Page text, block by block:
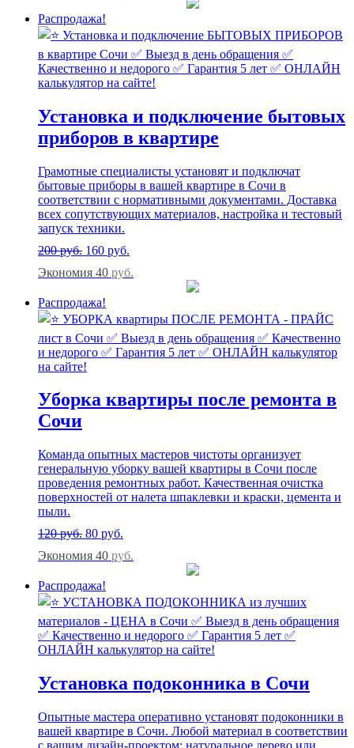
Распродажа!
Установка и подключение бытовых
приборов в квартире
Грамотные специалисты установят и подключат
бытовые приборы в вашей квартире в Сочи в
соответствии с нормативными документами. Доставка
всех сопутствующих материалов, настройка и тестовый
запуск техники.
200руб. 160 руб.
Экономия 40 руб.
Распродажа!
Уборка квартиры после ремонта в
Сочи
Команда опытных мастеров чистоты организует
генеральную уборку вашей квартиры в Сочи после
проведения ремонтных работ. Качественная очистка
поверхностей от налета шпаклевки и краски, цемента и
пыли.
120руб. 80 руб.
Экономия 40 руб.
Распродажа!
Установка подоконника в Сочи
Опытные мастера оперативно установят подоконники в
вашей квартире в Сочи. Любой материал в соответствии